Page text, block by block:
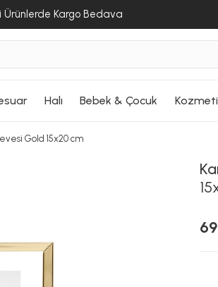
Ürünlerde Kargo Bedava
Halı Bebek & Çocuk
Gold 15x20 cm